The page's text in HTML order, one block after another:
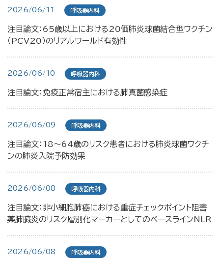
2026/06/11 呼吸器内科
注目論文：65歳以上における20価肺炎球菌結合型ワクチン
（PCV20）のリアルワールド有効性
2026/06/10 呼吸器内科
注目論文：免疫正常宿主における肺真菌感染症
2026/06/09 呼吸器内科
注目論文：18〜64歳のリスク患者における肺炎球菌ワクチ
ンの肺炎入院予防効果
2026/06/08 呼吸器内科
注目論文：非小細胞肺癌における重症チェックポイント阻害
薬肺臓炎のリスク層別化マーカーとしてのベースラインNLR
2026/06/08 呼吸器内科